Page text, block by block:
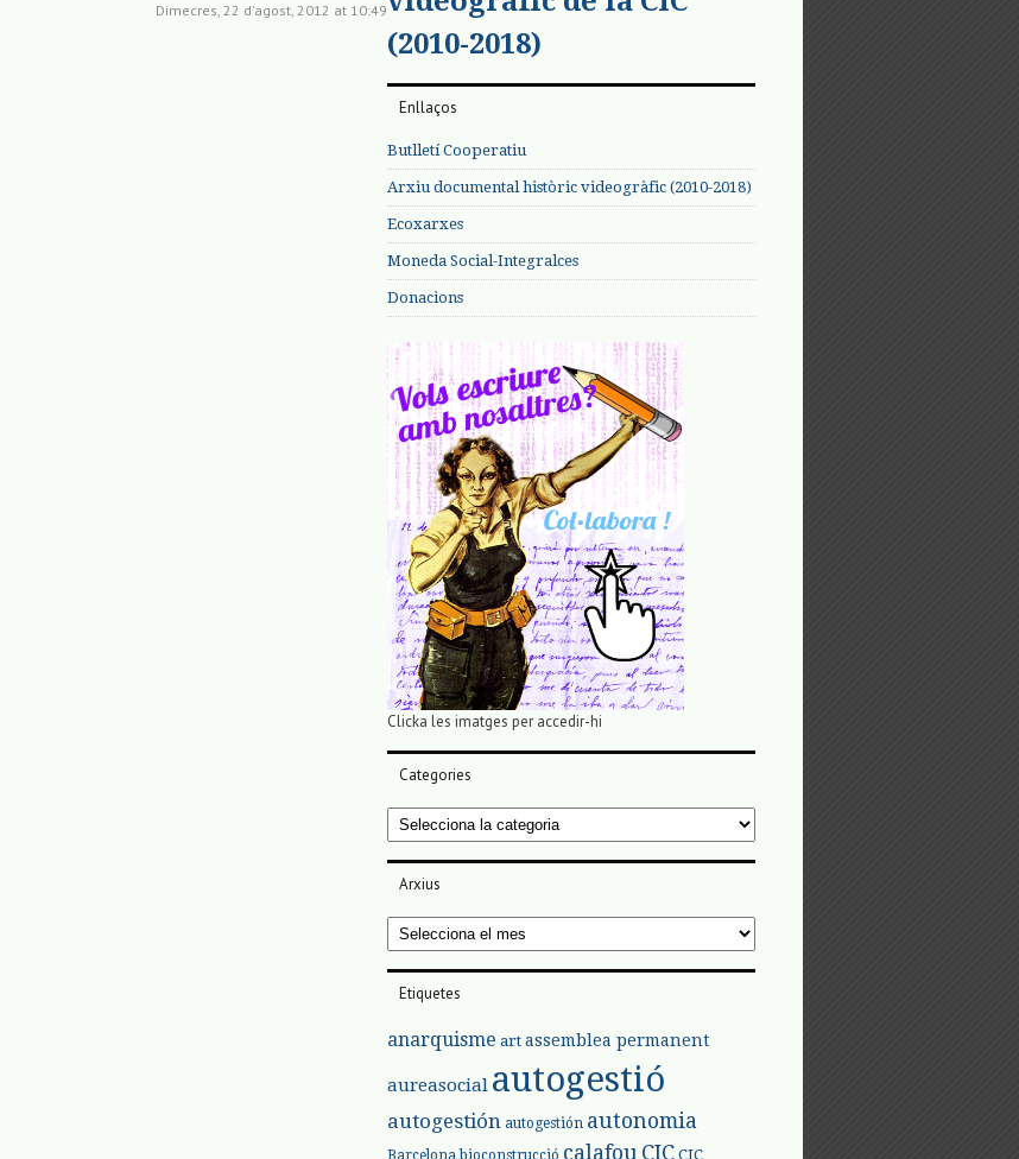
Dimecres, 22 d'agost, 2012 at 10:49
(2010-2018)
Enllaços
Butlletí Cooperatiu
Arxiu documental històric videogràfic (2010-2018)
Ecoxarxes
Moneda Social-Integralces
Donacions
Clicka les imatges per accedir-hi
Categories
Categories
Arxius
Arxius
Etiquetes
anarquisme art assemblea permanent
aureasocial autogestió
autogestión autogestión autonomia
Barcelona bioconstrucció calafou CIC CIC